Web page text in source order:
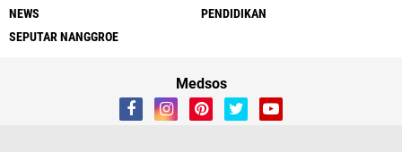
NEWS
PENDIDIKAN
SEPUTAR NANGGROE
Medsos